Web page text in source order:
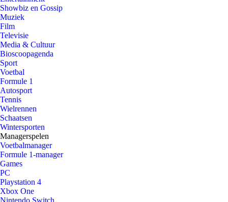
Showbiz en Gossip
Muziek
Film
Televisie
Media & Cultuur
Bioscoopagenda
Sport
Voetbal
Formule 1
Autosport
Tennis
Wielrennen
Schaatsen
Wintersporten
Managerspelen
Voetbalmanager
Formule 1-manager
Games
PC
Playstation 4
Xbox One
Nintendo Switch